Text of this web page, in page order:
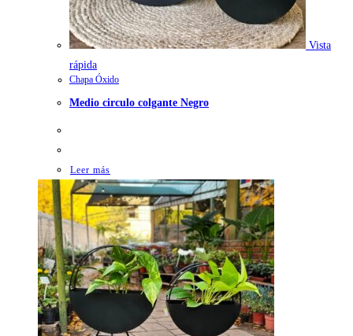
Vista
rápida
Chapa Óxido
Medio circulo colgante Negro
Leer más